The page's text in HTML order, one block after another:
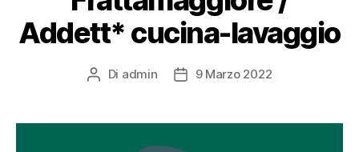
Addett* cucina-lavaggio
Di admin 9 Marzo 2022